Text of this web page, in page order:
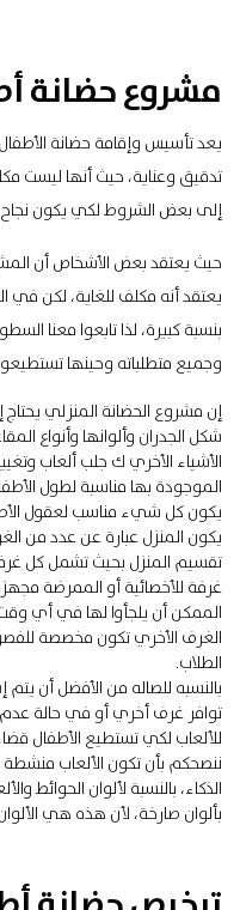
مشروع حضانة
يعد تأسيس وإقامة حضانة
تدقيق وعناية، حيث أنها ليست
إلى بعض الشروط لكي يكون
حيث يعتقد بعض الأشخاص أن
يعتقد أنه مكلف للغاية، لكن في
بنسبة كبيرة، لذا تابعوا معنا
وجميع متطلباته وحينها
إن مشروع الحضانة المنزلي يحتاج
شكل الجدران وألوانها وأنواع
الأشياء الأخري ك جلب ألعاب
الموجودة بها مناسبة لطول
يكون كل شيء مناسب لعقول
يكون المنزل عبارة عن عدد من
تقسيم المنزل بحيث تشمل كل
غرفة للأخصائية أو الممرضة
الممكن أن يلجأوا لها في أي
الغرف الأخري تكون مخصصة
الطلاب.
بالنسبه للصاله من الأفضل أن
توافر غرف أخري أو في حالة
للألعاب لكي تستطيع الأطفال
ننصحكم بأن تكون الألعاب
الذكاء، بالنسبة لألوان الحوائط
بألوان صارخة، لأن هذه هي